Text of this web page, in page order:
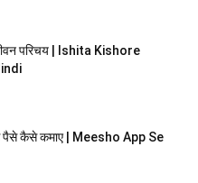
परिचय | Ishita Kishore
कैसे कमाए | Meesho App Se